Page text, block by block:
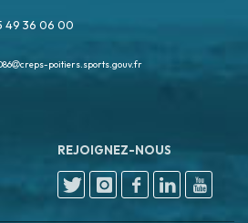
49 36 06 00
creps-poitiers.sports.gouv.fr
REJOIGNEZ-NOUS